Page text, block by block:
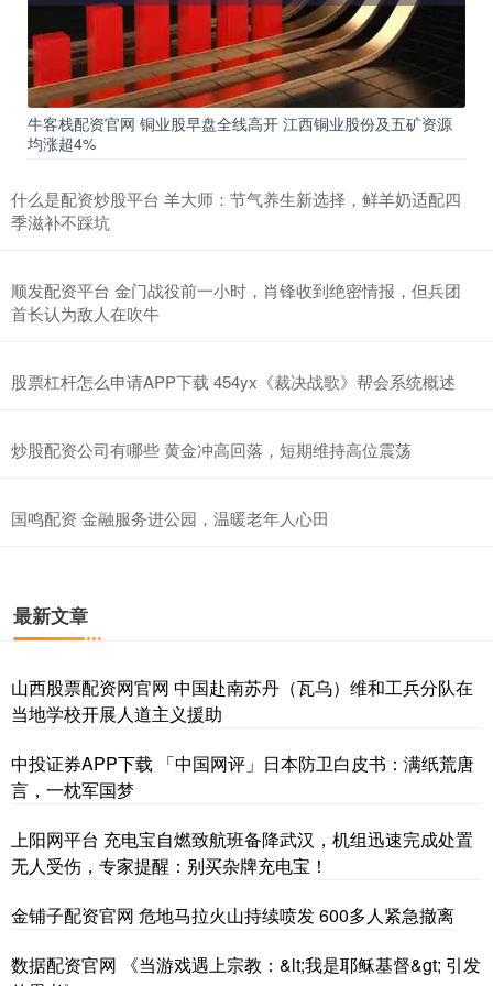
牛客栈配资官网 铜业股早盘全线高开 江西铜业股份及五矿资源
均涨超4%
什么是配资炒股平台 羊大师：节气养生新选择，鲜羊奶适配四
季滋补不踩坑
顺发配资平台 金门战役前一小时，肖锋收到绝密情报，但兵团
首长认为敌人在吹牛
股票杠杆怎么申请APP下载 454yx《裁决战歌》帮会系统概述
炒股配资公司有哪些 黄金冲高回落，短期维持高位震荡
国鸣配资 金融服务进公园，温暖老年人心田
最新文章
山西股票配资网官网 中国赴南苏丹（瓦乌）维和工兵分队在
当地学校开展人道主义援助
中投证券APP下载 「中国网评」日本防卫白皮书：满纸荒唐
言，一枕军国梦
上阳网平台 充电宝自燃致航班备降武汉，机组迅速完成处置
无人受伤，专家提醒：别买杂牌充电宝！
金铺子配资官网 危地马拉火山持续喷发 600多人紧急撤离
数据配资官网 《当游戏遇上宗教：&lt;我是耶稣基督&gt; 引发